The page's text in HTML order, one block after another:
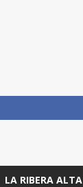
LA RIBERA ALTA